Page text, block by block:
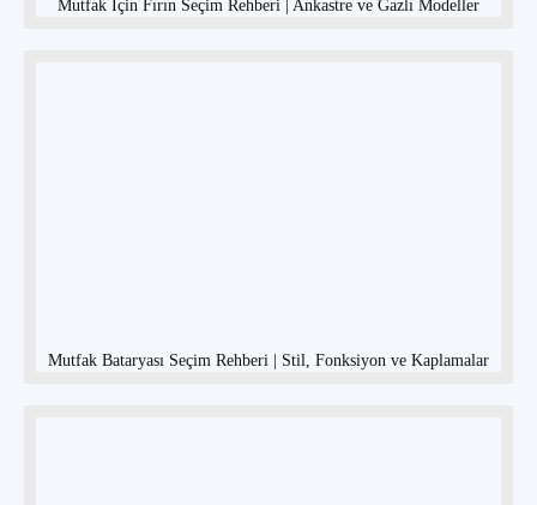
Mutfak İçin Fırın Seçim Rehberi | Ankastre ve Gazlı Modeller
Mutfak Bataryası Seçim Rehberi | Stil, Fonksiyon ve Kaplamalar